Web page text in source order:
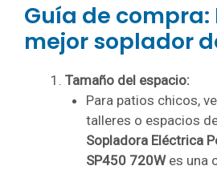
Guía de compra:
mejor soplador
Tamaño del espacio:
Para patios chicos,
talleres o espacios
Sopladora Eléctrica
SP450 720Wes una